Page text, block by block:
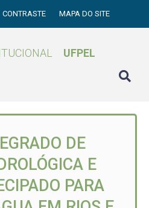
CONTRASTE MAPA DO SITE
UFPEL
DE
E
PARA